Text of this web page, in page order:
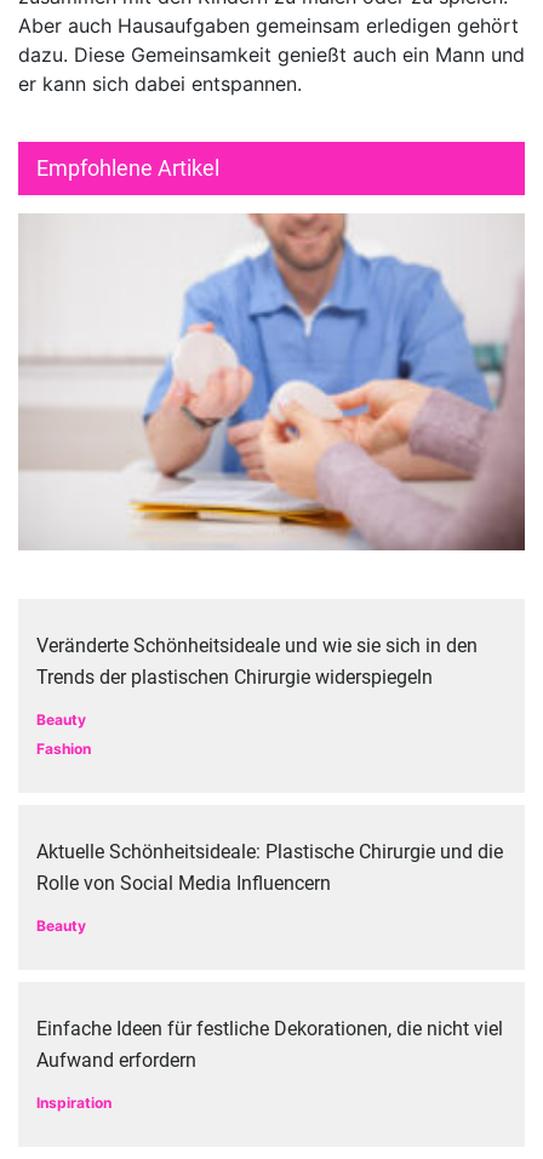
Aber auch Hausaufgaben gemeinsam erledigen gehört
dazu. Diese Gemeinsamkeit genießt auch ein Mann und
er kann sich dabei entspannen.
Empfohlene Artikel
Veränderte Schönheitsideale und wie sie sich in den
Trends der plastischen Chirurgie widerspiegeln
Beauty
Fashion
Aktuelle Schönheitsideale: Plastische Chirurgie und die
Rolle von Social Media Influencern
Beauty
Einfache Ideen für festliche Dekorationen, die nicht viel
Aufwand erfordern
Inspiration